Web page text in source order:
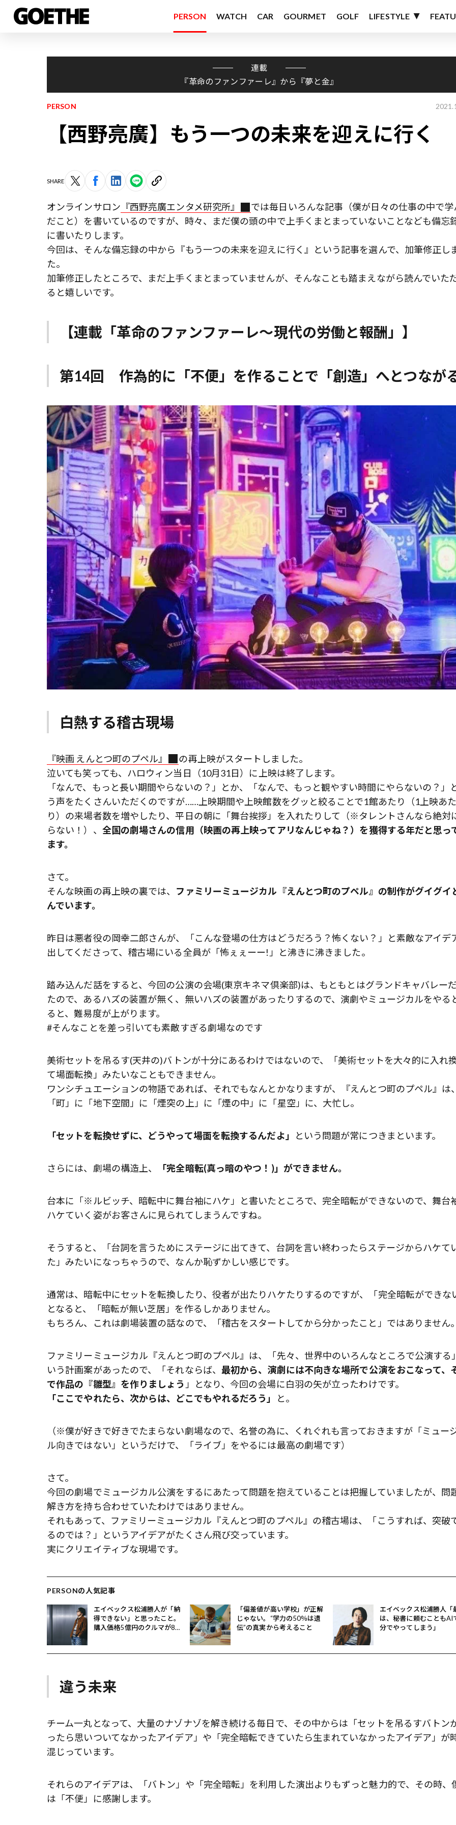
PERSON WATCH CAR GOURMET GOLF LIFESTYLE
連載
『革命のファンファーレ』から『夢と金』
PERSON
【西野亮廣】もう一つの未来を迎えに行く
SHARE
オンラインサロン 『西野亮廣エンタメ研究所』
では毎日いろんな記事（僕が日々の仕事の中で学
だこと）を書いているのですが、時々、まだ僕の頭の中で上手くまとまっていないことなども備忘
に書いたりします。
今回は、そんな備忘録の中から『もう一つの未来を迎えに行く』という記事を選んで、加筆修正し
た。
加筆修正したところで、まだ上手くまとまっていませんが、そんなことも踏まえながら読んでいた
ると嬉しいです。
【連載「革命のファンファーレ～現代の労働と報酬」】
第14回 作為的に「不便」を作ることで「創造」へとつなが
白熱する稽古現場
『映画 えんとつ町のプペル』
の再上映がスタートしました。
泣いても笑っても、ハロウィン当日（10月31日）に上映は終了します。
「なんで、もっと長い期間やらないの？」とか、「なんで、もっと観やすい時間にやらないの？」
う声をたくさんいただくのですが……上映期間や上映館数をグッと絞ることで1館あたり（1上映あた
り）の来場者数を増やしたり、平日の朝に「舞台挨拶」を入れたりして（※タレントさんなら絶対
らない！）、 全国の劇場さんの信用（映画の再上映ってアリなんじゃね？）を獲得する年だと思っ
ます。
さて。
そんな映画の再上映の裏では、 ファミリーミュージカル『えんとつ町のプペル』の制作がグイグイ
んでいます。
昨日は悪者役の岡幸二郎さんが、「こんな登場の仕方はどうだろう？怖くない？」と素敵なアイデ
出してくださって、稽古場にいる全員が「怖ぇぇーー!」と沸きに沸きました。
踏み込んだ話をすると、今回の公演の会場(東京キネマ倶楽部)は、もともとはグランドキャバレー
たので、あるハズの装置が無く、無いハズの装置があったりするので、演劇やミュージカルをやる
ると、難易度が上がります。
#そんなことを差っ引いても素敵すぎる劇場なのです
美術セットを吊るす(天井の)バトンが十分にあるわけではないので、「美術セットを大々的に入れ
て場面転換」みたいなこともできません。
ワンシチュエーションの物語であれば、それでもなんとかなりますが、『えんとつ町のプペル』は、
「町」に「地下空間」に「煙突の上」に「煙の中」に「星空」に、大忙し。
「セットを転換せずに、どうやって場面を転換するんだよ」 という問題が常につきまといます。
さらには、劇場の構造上、 「完全暗転(真っ暗のやつ！)」ができません。
台本に「※ルビッチ、暗転中に舞台袖にハケ」と書いたところで、完全暗転ができないので、舞台
ハケていく姿がお客さんに見られてしまうんですね。
そうすると、「台詞を言うためにステージに出てきて、台詞を言い終わったらステージからハケて
た」みたいになっちゃうので、なんか恥ずかしい感じです。
通常は、暗転中にセットを転換したり、役者が出たりハケたりするのですが、「完全暗転ができな
となると、「暗転が無い芝居」を作るしかありません。
もちろん、これは劇場装置の話なので、「稽古をスタートしてから分かったこと」ではありません。
ファミリーミュージカル『えんとつ町のプペル』は、「先々、世界中のいろんなところで公演する
いう計画案があったので、「それならば、 最初から、演劇には不向きな場所で公演をおこなって、
で作品の『雛型』を作りましょう 」となり、今回の会場に白羽の矢が立ったわけです。
「ここでやれたら、次からは、どこでもやれるだろう」
と。
（※僕が好きで好きでたまらない劇場なので、名誉の為に、くれぐれも言っておきますが「ミュー
ル向きではない」というだけで、「ライブ」をやるには最高の劇場です）
さて。
今回の劇場でミュージカル公演をするにあたって問題を抱えていることは把握していましたが、問
解き方を持ち合わせていたわけではありません。
それもあって、ファミリーミュージカル『えんとつ町のプペル』の稽古場は、「こうすれば、突破
るのでは？」というアイデアがたくさん飛び交っています。
実にクリエイティブな現場です。
PERSONの人気記事
エイベックス松浦勝人が「納
得できない」と思ったこと。
購入価格5億円のクルマが8億
「偏差値が高い学校」が正解
じゃない。“学力の50％は遺
伝”の真実から考えること
エイベックス松浦勝人「
は、秘書に頼むこともAI
分でやってしまう」
違う未来
チーム一丸となって、大量のナゾナゾを解き続ける毎日で、その中からは「セットを吊るすバトン
ったら思いついてなかったアイデア」や「完全暗転できていたら生まれていなかったアイデア」が
混じっています。
それらのアイデアは、「バトン」や「完全暗転」を利用した演出よりもずっと魅力的で、その時、
は「不便」に感謝します。